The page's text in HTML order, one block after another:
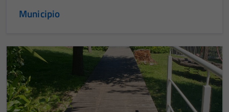
Municipio